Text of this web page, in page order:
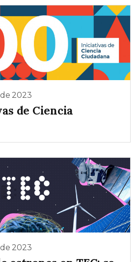
2023
de Ciencia
2023